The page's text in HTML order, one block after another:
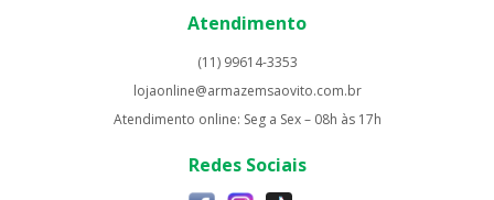
Atendimento
(11) 99614-3353
lojaonline@armazemsaovito.com.br
Atendimento online: Seg a Sex – 08h às 17h
Redes Sociais